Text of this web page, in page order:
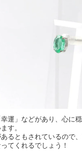
運」などがあり、心に
す。
るともされているので
てくれるでしょう！